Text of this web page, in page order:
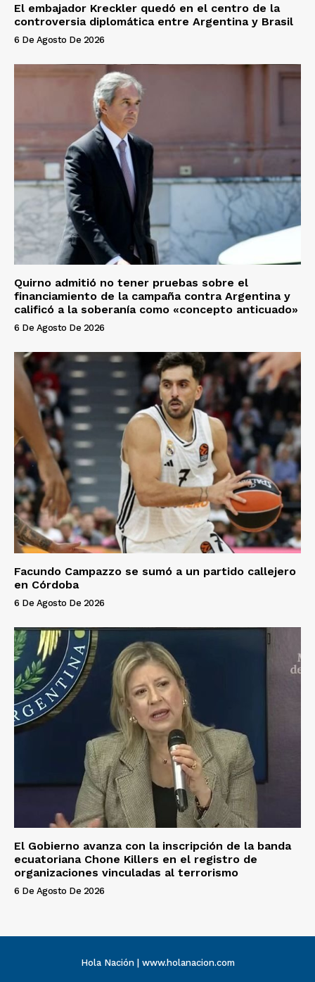
El embajador Kreckler quedó en el centro de la
controversia diplomática entre Argentina y Brasil
6 De Agosto De 2026
Quirno admitió no tener pruebas sobre el
financiamiento de la campaña contra Argentina y
calificó a la soberanía como «concepto anticuado»
6 De Agosto De 2026
Facundo Campazzo se sumó a un partido callejero
en Córdoba
6 De Agosto De 2026
El Gobierno avanza con la inscripción de la banda
ecuatoriana Chone Killers en el registro de
organizaciones vinculadas al terrorismo
6 De Agosto De 2026
Hola Nación | www.holanacion.com